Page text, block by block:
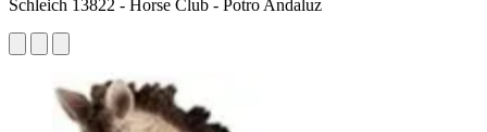
Schleich 13822 - Horse Club - Potro Andaluz